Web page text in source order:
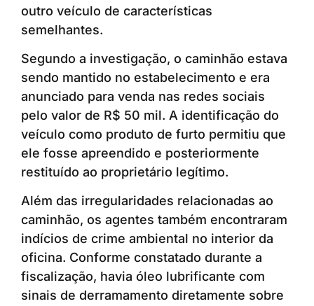
outro veículo de características
semelhantes.
Segundo a investigação, o caminhão estava
sendo mantido no estabelecimento e era
anunciado para venda nas redes sociais
pelo valor de R$ 50 mil. A identificação do
veículo como produto de furto permitiu que
ele fosse apreendido e posteriormente
restituído ao proprietário legítimo.
Além das irregularidades relacionadas ao
caminhão, os agentes também encontraram
indícios de crime ambiental no interior da
oficina. Conforme constatado durante a
fiscalização, havia óleo lubrificante com
sinais de derramamento diretamente sobre